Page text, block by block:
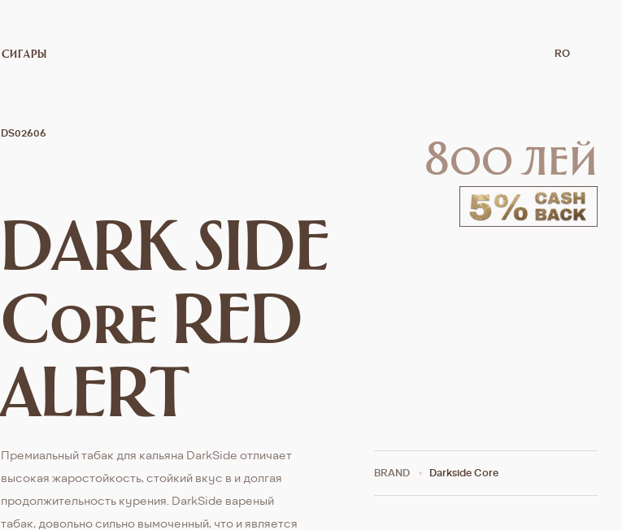
СИГАРЫ RO
DS02606
DARK SIDE
Core RED
ALERT
800 лей
Премиальный табак для кальяна DarkSide отличает
высокая жаростойкость, стойкий вкус в и долгая
продолжительность курения. DarkSide вареный
табак, довольно сильно вымоченный, что и является
BRAND Darkside Core